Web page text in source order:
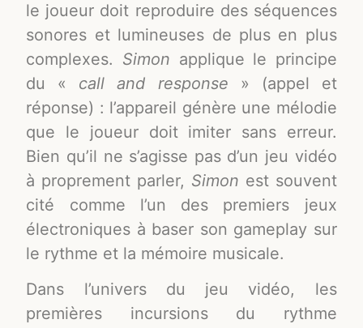
le joueur doit reproduire des séquences
sonores et lumineuses de plus en plus
complexes. Simon applique le principe
du « call and response » (appel et
réponse) : l’appareil génère une mélodie
que le joueur doit imiter sans erreur.
Bien qu’il ne s’agisse pas d’un jeu vidéo
à proprement parler, Simon est souvent
cité comme l’un des premiers jeux
électroniques à baser son gameplay sur
le rythme et la mémoire musicale.
Dans l’univers du jeu vidéo, les
premières incursions du rythme